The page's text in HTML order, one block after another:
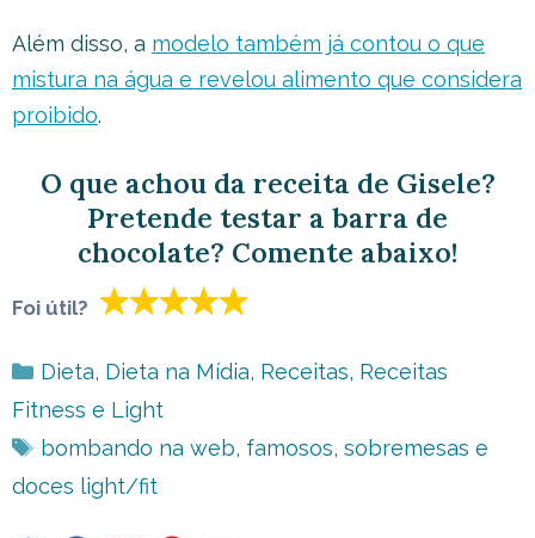
Além disso, a modelo também já contou o que
mistura na água e revelou alimento que considera
proibido.
O que achou da receita de Gisele?
Pretende testar a barra de
chocolate? Comente abaixo!
Foi útil?
Categorias
Dieta, Dieta na Mídia, Receitas, Receitas
Fitness e Light
Tags
bombando na web, famosos, sobremesas e
doces light/fit